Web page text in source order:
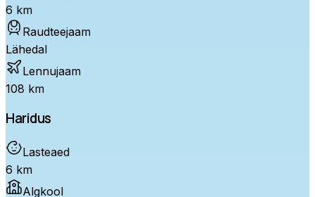
6 km
Raudteejaam
Lähedal
Lennujaam
108 km
Haridus
Lasteaed
6 km
Algkool